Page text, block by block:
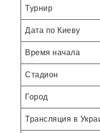
Турнир
Дата по Киеву
Время начала
Стадион
Город
Трансляция в